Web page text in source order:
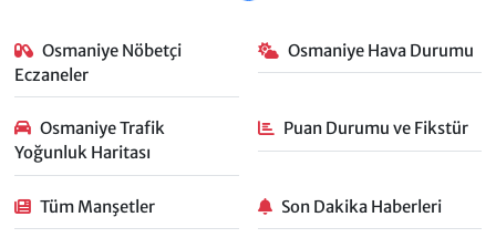
Osmaniye Nöbetçi
Eczaneler
Osmaniye Hava Durumu
Osmaniye Trafik
Yoğunluk Haritası
Puan Durumu ve Fikstür
Tüm Manşetler Son Dakika Haberleri